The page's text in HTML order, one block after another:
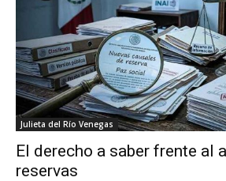
Julieta del Río Venegas
El derecho a saber frente al
reservas